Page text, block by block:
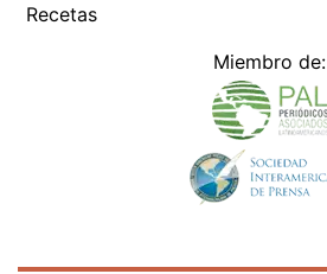
Recetas
Miembro de: